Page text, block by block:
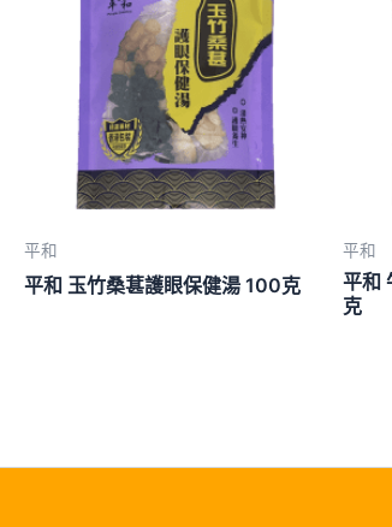
平和
平和 玉竹桑葚護眼保健湯 100克
平和
平和
克